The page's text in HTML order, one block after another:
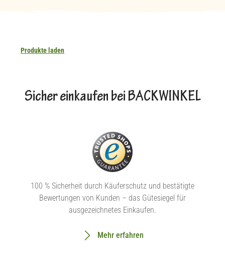
Produkte laden
Sicher einkaufen bei BACKWINKEL
100 % Sicherheit durch Käuferschutz und bestätigte
Bewertungen von Kunden – das Gütesiegel für
ausgezeichnetes Einkaufen.
Mehr erfahren